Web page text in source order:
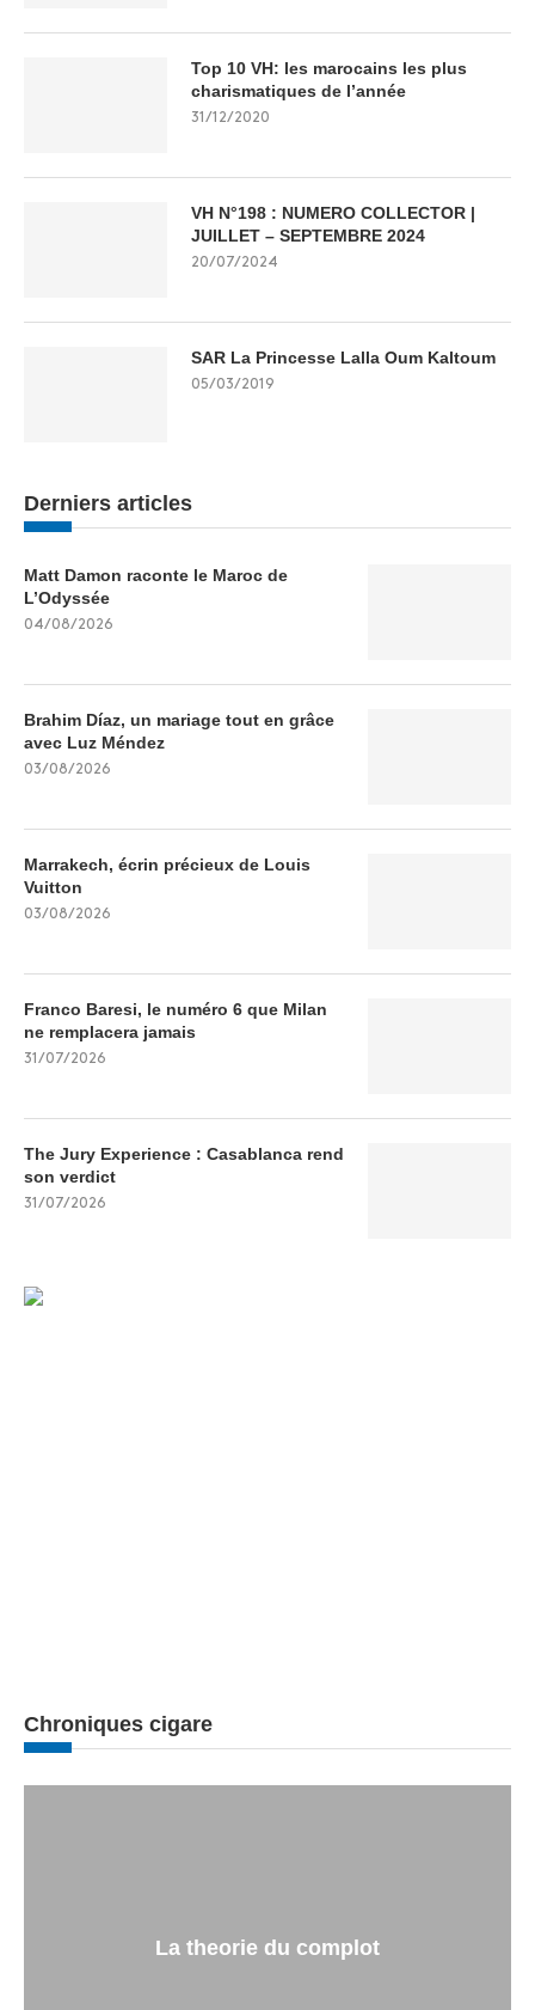
Top 10 VH: les marocains les plus
charismatiques de l’année
31/12/2020
VH N°198 : NUMERO COLLECTOR |
JUILLET – SEPTEMBRE 2024
20/07/2024
SAR La Princesse Lalla Oum Kaltoum
05/03/2019
Derniers articles
Matt Damon raconte le Maroc de
L’Odyssée
04/08/2026
Brahim Díaz, un mariage tout en grâce
avec Luz Méndez
03/08/2026
Marrakech, écrin précieux de Louis
Vuitton
03/08/2026
Franco Baresi, le numéro 6 que Milan
ne remplacera jamais
31/07/2026
The Jury Experience : Casablanca rend
son verdict
31/07/2026
Chroniques cigare
La theorie du complot